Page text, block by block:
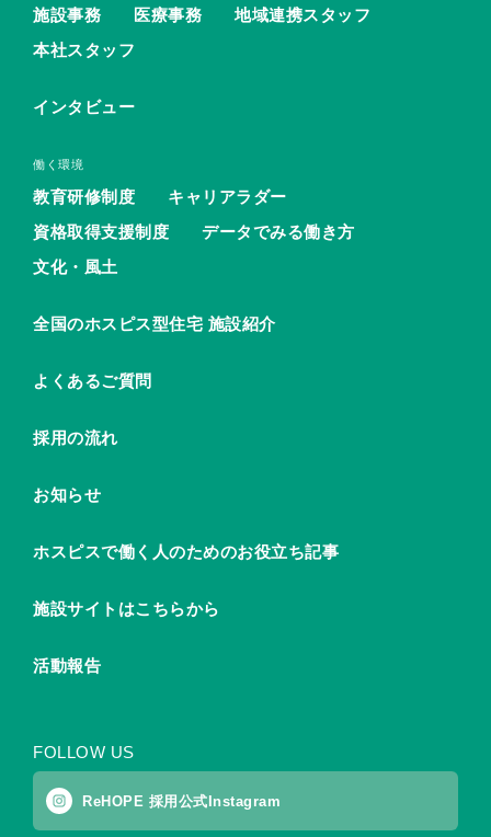
施設事務
医療事務
地域連携スタッフ
本社スタッフ
インタビュー
働く環境
教育研修制度
キャリアラダー
資格取得支援制度
データでみる働き方
文化・風土
全国のホスピス型住宅 施設紹介
よくあるご質問
採用の流れ
お知らせ
ホスピスで働く人のためのお役立ち記事
施設サイトはこちらから
活動報告
FOLLOW US
ReHOPE 採用公式Instagram